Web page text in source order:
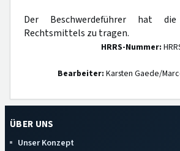
Der Beschwerdeführer hat
Rechtsmittels zu tragen.
HRRS-Nummer:
Bearbeiter: Karsten Gaede/
ÜBER UNS
Unser Konzept